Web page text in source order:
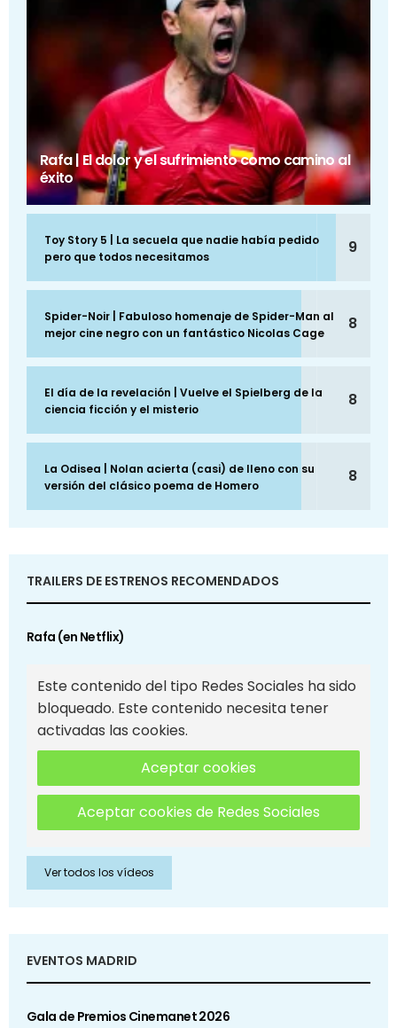
Rafa | El dolor y el sufrimiento como camino al
éxito
Toy Story 5 | La secuela que nadie había pedido
pero que todos necesitamos
9
Spider-Noir | Fabuloso homenaje de Spider-Man al
mejor cine negro con un fantástico Nicolas Cage
8
El día de la revelación | Vuelve el Spielberg de la
ciencia ficción y el misterio
8
La Odisea | Nolan acierta (casi) de lleno con su
versión del clásico poema de Homero
8
TRAILERS DE ESTRENOS RECOMENDADOS
Rafa (en Netflix)
Este contenido del tipo Redes Sociales ha sido
bloqueado. Este contenido necesita tener
activadas las cookies.
Aceptar cookies
Aceptar cookies de Redes Sociales
Ver todos los vídeos
EVENTOS MADRID
Gala de Premios Cinemanet 2026